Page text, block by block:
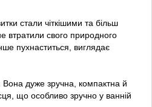
стали чіткішими та більш
втратили свого природного
пухнаститься, виглядає
дуже зручна, компактна й
що особливо зручно у ванній